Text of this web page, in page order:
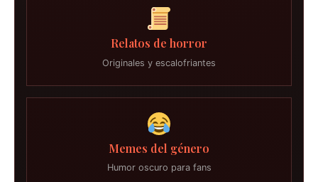
Relatos de horror
Originales y escalofriantes
Memes del género
Humor oscuro para fans